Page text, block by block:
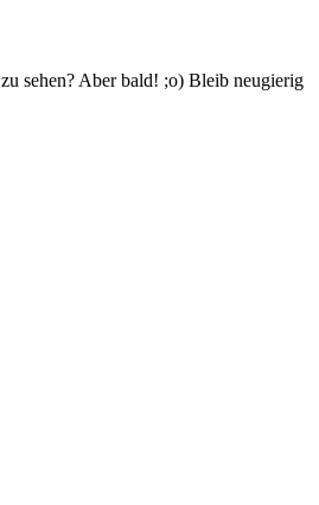
sehen? Aber bald! ;o) Bleib neugierig